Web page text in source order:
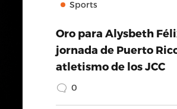
Sports
Oro para Alysbeth
jornada de Puerto
atletismo de los JCC
0